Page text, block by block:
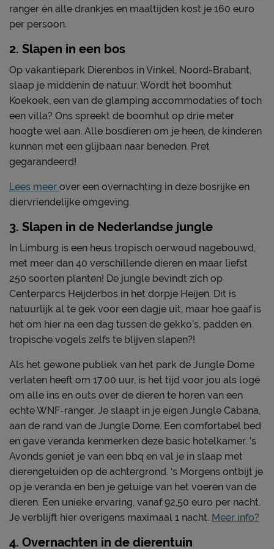
ranger én alle drankjes en maaltijden kost je 160 euro
per persoon.
2. Slapen in een bos
Op vakantiepark Dierenbos in Vinkel, Noord-Brabant,
slaap je middenin de natuur. Wordt het boomhut
Koekoek, een van de glamping accommodaties of toch
een villa? Ons spreekt de boomhut op drie meter
hoogte wel aan. Alle bosdieren om je heen, de kinderen
kunnen met een glijbaan naar beneden. Pret
gegarandeerd!
Lees meer over een overnachting in deze bosrijke en
diervriendelijke omgeving.
3. Slapen in de Nederlandse jungle
In Limburg is een heus tropisch oerwoud nagebouwd,
met meer dan 40 verschillende dieren en maar liefst
250 soorten planten! De jungle bevindt zich op
Centerparcs Heijderbos in het dorpje Heijen. Dit is
natuurlijk al te gek voor een dagje uit, maar hoe gaaf is
het om hier na een dag tussen de gekko’s, padden en
tropische vogels zelfs te blijven slapen?!
Als het gewone publiek van het park de Jungle Dome
verlaten heeft om 17.00 uur, is het tijd voor jou als logé
om alle ins en outs over de dieren te horen van een
echte WNF-ranger. Je slaapt in je eigen Jungle Cabana,
aan de rand van de Jungle Dome. Een comfortabel bed
en gave veranda kenmerken deze basic hotelkamer. ’s
Avonds geniet je van een bbq en val je in slaap met
dierengeluiden op de achtergrond. ‘s Morgens ontbijt je
op je veranda en ben je getuige van het voeren van de
dieren. Een unieke ervaring, vanaf 92,50 euro per nacht.
Je verblijft hier overigens maximaal 1 nacht. Meer info?
4. Overnachten in de dierentuin